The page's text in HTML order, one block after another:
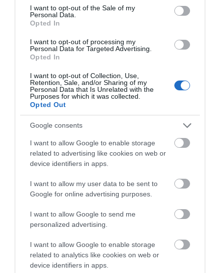
consent section.
I want to opt-out of the Sale of my
Personal Data.
Opted In
I want to opt-out of processing my
Personal Data for Targeted Advertising.
Opted In
I want to opt-out of Collection, Use,
Retention, Sale, and/or Sharing of my
Personal Data that Is Unrelated with the
Purposes for which it was collected.
Opted Out
Google consents
I want to allow Google to enable storage
related to advertising like cookies on web or
device identifiers in apps.
I want to allow my user data to be sent to
Google for online advertising purposes.
I want to allow Google to send me
personalized advertising.
I want to allow Google to enable storage
related to analytics like cookies on web or
device identifiers in apps.